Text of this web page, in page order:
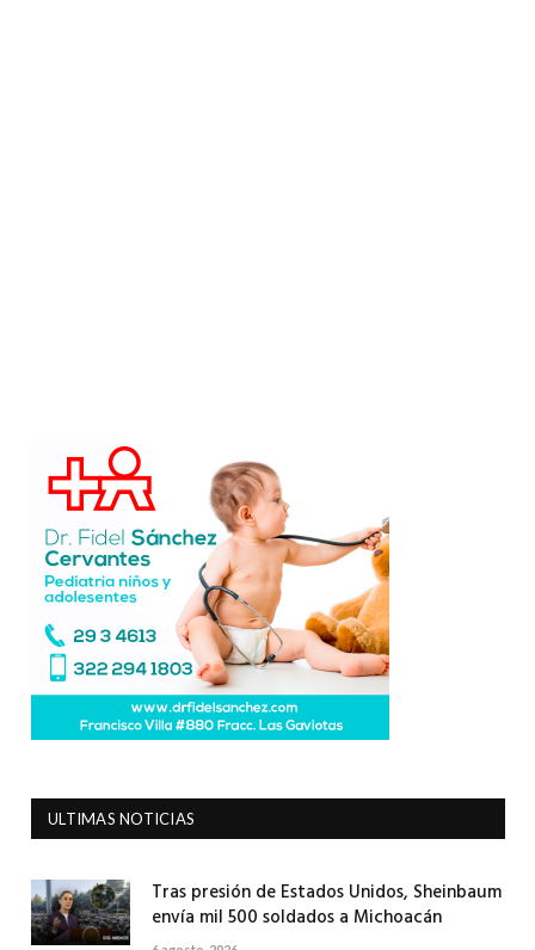
ULTIMAS NOTICIAS
Tras presión de Estados Unidos, Sheinbaum
envía mil 500 soldados a Michoacán